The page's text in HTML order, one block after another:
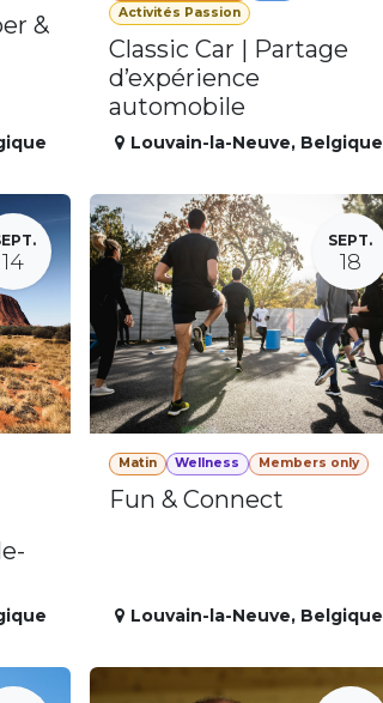
&
Activités Passion
Classic Car | Partage
d’expérience
automobile
Louvain-la-Neuve, Belgique
14
SEPT.
18
Matin Wellness Members only
Fun & Connect
Louvain-la-Neuve, Belgique